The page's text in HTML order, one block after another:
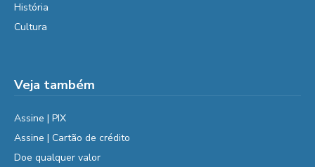
História
Cultura
Veja também
Assine | PIX
Assine | Cartão de crédito
Doe qualquer valor